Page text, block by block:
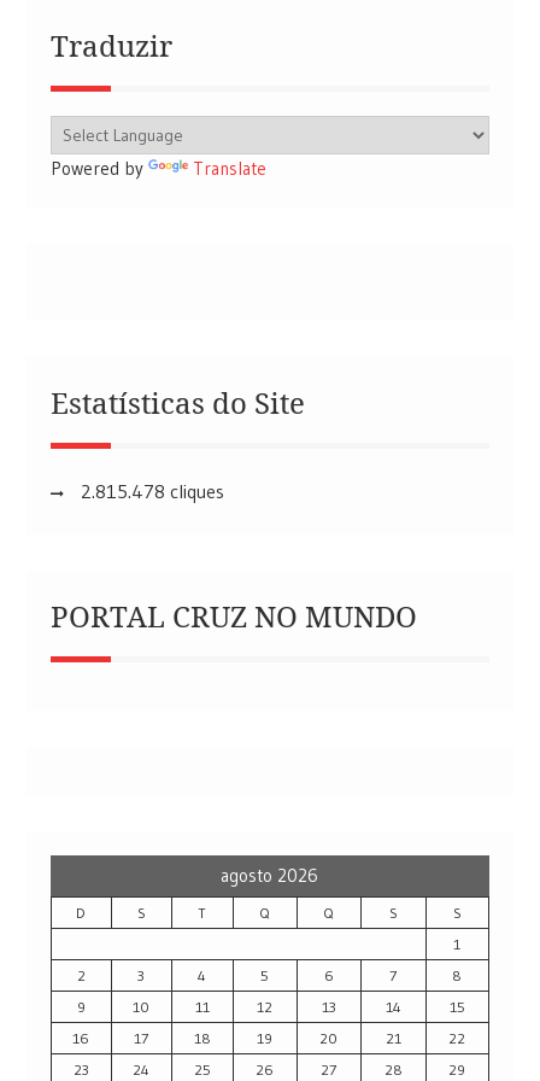
Traduzir
Powered by Translate
Estatísticas do Site
2.815.478 cliques
PORTAL CRUZ NO MUNDO
agosto 2026
D S T Q Q S
S
1
2
3 4 5 6 7
8
9
10 11 12 13 14
15
16
17 18 19 20 21
22
23
24 25 26 27 28 29